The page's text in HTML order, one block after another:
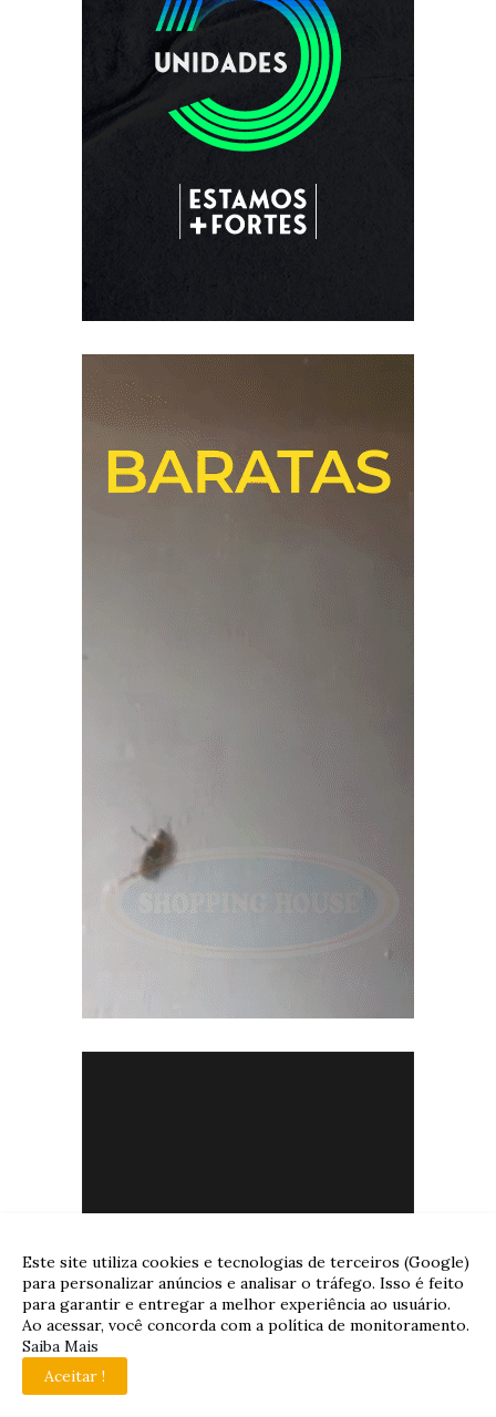
Este site utiliza cookies e tecnologias de terceiros (Google)
para personalizar anúncios e analisar o tráfego. Isso é feito
para garantir e entregar a melhor experiência ao usuário.
Ao acessar, você concorda com a política de monitoramento.
Saiba Mais
Aceitar !